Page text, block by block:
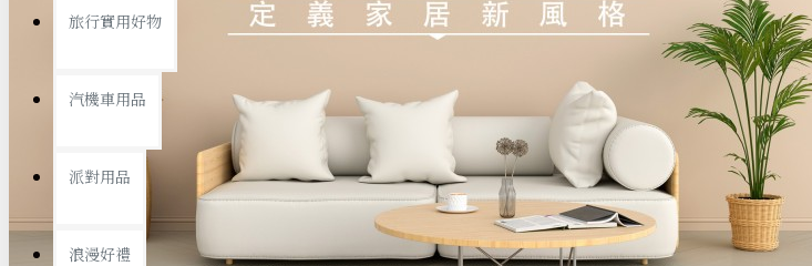
置物架/收納櫃
旅行實用好物
汽機車用品
派對用品
浪漫好禮